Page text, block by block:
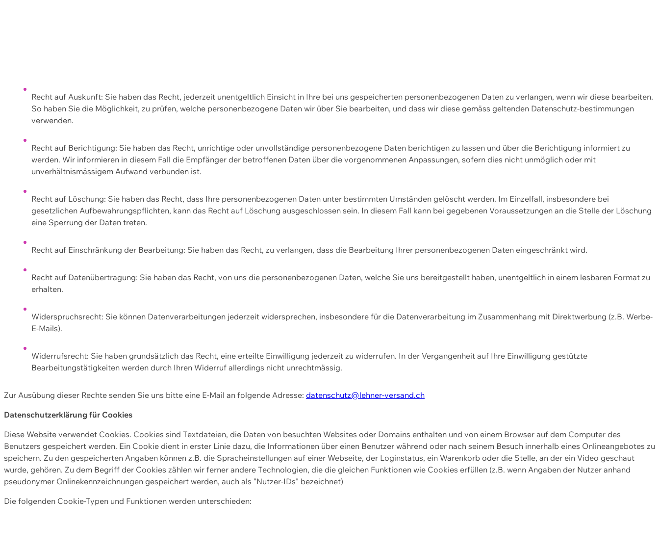
Recht auf Auskunft: Sie haben das Recht, jederzeit unentgeltlich Einsicht in Ihre bei uns gespeicherten personenbezogenen Daten zu verlangen, wenn wir diese bearbeiten.
So haben Sie die Möglichkeit, zu prüfen, welche personenbezogene Daten wir über Sie bearbeiten, und dass wir diese gemäss geltenden Datenschutz-bestimmungen
verwenden.
Recht auf Berichtigung: Sie haben das Recht, unrichtige oder unvollständige personenbezogene Daten berichtigen zu lassen und über die Berichtigung informiert zu
werden. Wir informieren in diesem Fall die Empfänger der betroffenen Daten über die vorgenommenen Anpassungen, sofern dies nicht unmöglich oder mit
unverhältnismässigem Aufwand verbunden ist.
Recht auf Löschung: Sie haben das Recht, dass Ihre personenbezogenen Daten unter bestimmten Umständen gelöscht werden. Im Einzelfall, insbesondere bei
gesetzlichen Aufbewahrungspflichten, kann das Recht auf Löschung ausgeschlossen sein. In diesem Fall kann bei gegebenen Voraussetzungen an die Stelle der Löschung
eine Sperrung der Daten treten.
Recht auf Einschränkung der Bearbeitung: Sie haben das Recht, zu verlangen, dass die Bearbeitung Ihrer personenbezogenen Daten eingeschränkt wird.
Recht auf Datenübertragung: Sie haben das Recht, von uns die personenbezogenen Daten, welche Sie uns bereitgestellt haben, unentgeltlich in einem lesbaren Format zu
erhalten.
Widerspruchsrecht: Sie können Datenverarbeitungen jederzeit widersprechen, insbesondere für die Datenverarbeitung im Zusammenhang mit Direktwerbung (z.B. Werbe-
E-Mails).
Widerrufsrecht: Sie haben grundsätzlich das Recht, eine erteilte Einwilligung jederzeit zu widerrufen. In der Vergangenheit auf Ihre Einwilligung gestützte
Bearbeitungstätigkeiten werden durch Ihren Widerruf allerdings nicht unrechtmässig.
Zur Ausübung dieser Rechte senden Sie uns bitte eine E-Mail an folgende Adresse: datenschutz@lehner-versand.ch
Datenschutzerklärung für Cookies
Diese Website verwendet Cookies. Cookies sind Textdateien, die Daten von besuchten Websites oder Domains enthalten und von einem Browser auf dem Computer des
Benutzers gespeichert werden. Ein Cookie dient in erster Linie dazu, die Informationen über einen Benutzer während oder nach seinem Besuch innerhalb eines Onlineangebotes zu
speichern. Zu den gespeicherten Angaben können z.B. die Spracheinstellungen auf einer Webseite, der Loginstatus, ein Warenkorb oder die Stelle, an der ein Video geschaut
wurde, gehören. Zu dem Begriff der Cookies zählen wir ferner andere Technologien, die die gleichen Funktionen wie Cookies erfüllen (z.B. wenn Angaben der Nutzer anhand
pseudonymer Onlinekennzeichnungen gespeichert werden, auch als "Nutzer-IDs" bezeichnet)
Die folgenden Cookie-Typen und Funktionen werden unterschieden: